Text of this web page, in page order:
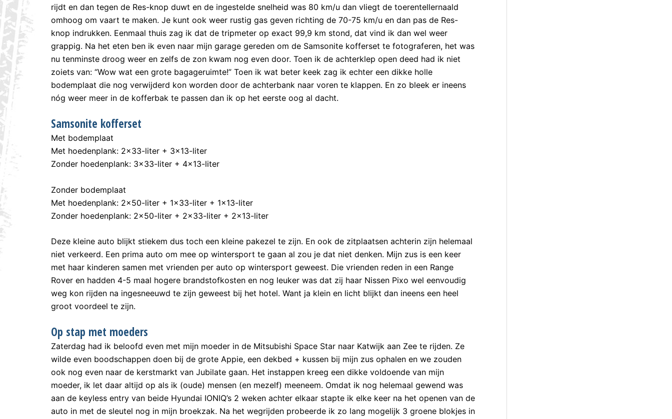
rijdt en dan tegen de Res-knop duwt en de ingestelde snelheid was 80 km/u dan vliegt de toerentellernaald
omhoog om vaart te maken. Je kunt ook weer rustig gas geven richting de 70-75 km/u en dan pas de Res-
knop indrukken. Eenmaal thuis zag ik dat de tripmeter op exact 99,9 km stond, dat vind ik dan wel weer
grappig. Na het eten ben ik even naar mijn garage gereden om de Samsonite kofferset te fotograferen, het was
nu tenminste droog weer en zelfs de zon kwam nog even door. Toen ik de achterklep open deed had ik niet
zoiets van: “Wow wat een grote bagageruimte!” Toen ik wat beter keek zag ik echter een dikke holle
bodemplaat die nog verwijderd kon worden door de achterbank naar voren te klappen. En zo bleek er ineens
nóg weer meer in de kofferbak te passen dan ik op het eerste oog al dacht.
Samsonite kofferset
Met bodemplaat
Met hoedenplank: 2×33-liter + 3×13-liter
Zonder hoedenplank: 3×33-liter + 4×13-liter
Zonder bodemplaat
Met hoedenplank: 2×50-liter + 1×33-liter + 1×13-liter
Zonder hoedenplank: 2×50-liter + 2×33-liter + 2×13-liter
Deze kleine auto blijkt stiekem dus toch een kleine pakezel te zijn. En ook de zitplaatsen achterin zijn helemaal
niet verkeerd. Een prima auto om mee op wintersport te gaan al zou je dat niet denken. Mijn zus is een keer
met haar kinderen samen met vrienden per auto op wintersport geweest. Die vrienden reden in een Range
Rover en hadden 4-5 maal hogere brandstofkosten en nog leuker was dat zij haar Nissen Pixo wel eenvoudig
weg kon rijden na ingesneeuwd te zijn geweest bij het hotel. Want ja klein en licht blijkt dan ineens een heel
groot voordeel te zijn.
Op stap met moeders
Zaterdag had ik beloofd even met mijn moeder in de Mitsubishi Space Star naar Katwijk aan Zee te rijden. Ze
wilde even boodschappen doen bij de grote Appie, een dekbed + kussen bij mijn zus ophalen en we zouden
ook nog even naar de kerstmarkt van Jubilate gaan. Het instappen kreeg een dikke voldoende van mijn
moeder, ik let daar altijd op als ik (oude) mensen (en mezelf) meeneem. Omdat ik nog helemaal gewend was
aan de keyless entry van beide Hyundai IONIQ’s 2 weken achter elkaar stapte ik elke keer na het openen van de
auto in met de sleutel nog in mijn broekzak. Na het wegrijden probeerde ik zo lang mogelijk 3 groene blokjes in